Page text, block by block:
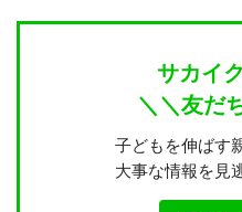
サカイ
＼＼友だ
子どもを伸ばす
大事な情報を見